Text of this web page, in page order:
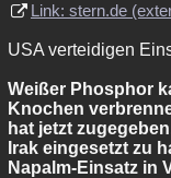
Link: stern.de
USA verteidigen
Weißer Phosphor
Knochen
hat jetzt
Irak eingesetzt zu
Napalm-Einsatz in